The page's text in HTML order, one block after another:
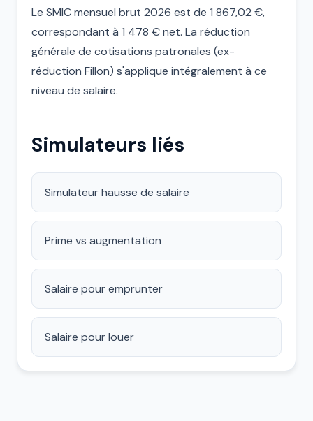
Le SMIC mensuel brut 2026 est de 1 867,02 €,
correspondant à 1 478 € net. La réduction
générale de cotisations patronales (ex-
réduction Fillon) s'applique intégralement à ce
niveau de salaire.
Simulateurs liés
Simulateur hausse de salaire
Prime vs augmentation
Salaire pour emprunter
Salaire pour louer